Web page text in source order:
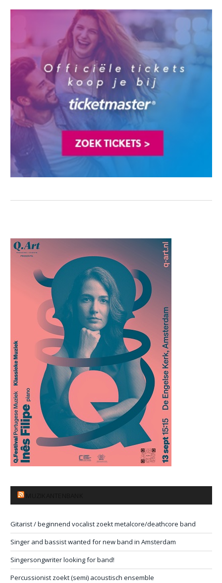
Gitarist / beginnend vocalist zoekt metalcore/deathcore band
Singer and bassist wanted for new band in Amsterdam
Singersongwriter looking for band!
Percussionist zoekt (semi) acoustisch ensemble